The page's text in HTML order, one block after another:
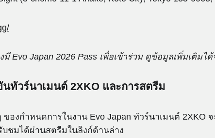
Evo Japan 2026 Pass เพื่อเข้าร่วม ดูข้อมูลเพิ่มเติมไ
ทัวร์นาเมนต์ 2XKO และการสตรีม
องกำหนดการในงาน Evo Japan ทัวร์นาเมนต์ 2XKO
ชมได้ผ่านสตรีมในลิงก์ด้านล่าง